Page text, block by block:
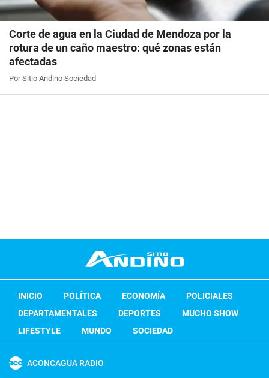
Corte de agua en la Ciudad de Mendoza por la
rotura de un caño maestro: qué zonas están
afectadas
Por Sitio Andino Sociedad
INICIO POLÍTICA ECONOMÍA
POLICIALES
DEPARTAMENTALES
DEPORTES
MUCHO SHOW
LIFESTYLE
MUNDO SOCIEDAD
ACONCAGUA RADIO